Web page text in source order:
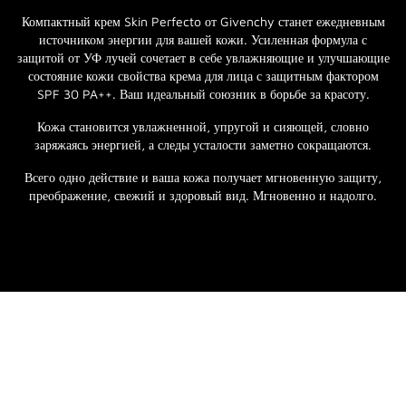
Компактный крем Skin Perfecto от Givenchy станет ежедневным
источником энергии для вашей кожи. Усиленная формула с
защитой от УФ лучей сочетает в себе увлажняющие и улучшающие
состояние кожи свойства крема для лица с защитным фактором
SPF 30 PA++. Ваш идеальный союзник в борьбе за красоту.
Кожа становится увлажненной, упругой и сияющей, словно
заряжаясь энергией, а следы усталости заметно сокращаются.
Всего одно действие и ваша кожа получает мгновенную защиту,
преображение, свежий и здоровый вид. Мгновенно и надолго.